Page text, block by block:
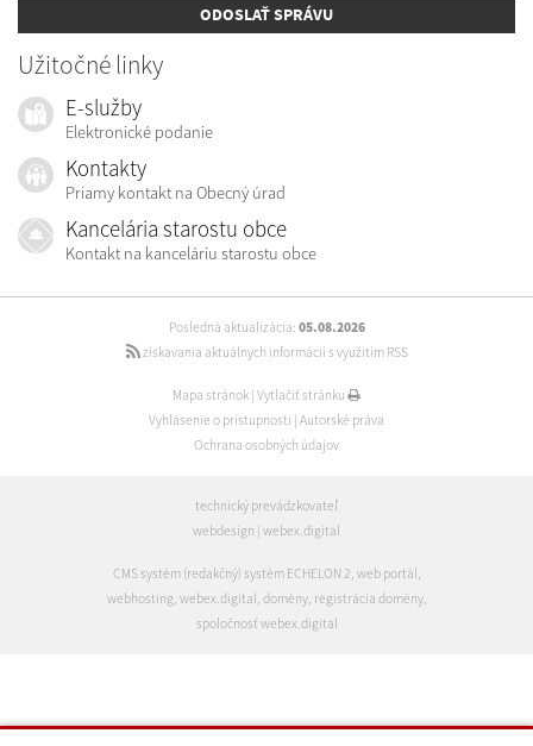
ODOSLAŤ SPRÁVU
Užitočné linky
E-služby
Elektronické podanie
Kontakty
Priamy kontakt na Obecný úrad
Kancelária starostu obce
Kontakt na kanceláriu starostu obce
Posledná aktualizácia: 05.08.2026
získavania aktuálnych informácií s využitím RSS
Mapa stránok | Vytlačiť stránku
Vyhlásenie o prístupnosti | Autorské práva
Ochrana osobných údajov
technický prevádzkovateľ
webdesign | webex.digital
CMS systém (redakčný) systém ECHELON 2 web portál
webhosting webex.digital domény, registrácia domény,
spoločnosť webex.digital